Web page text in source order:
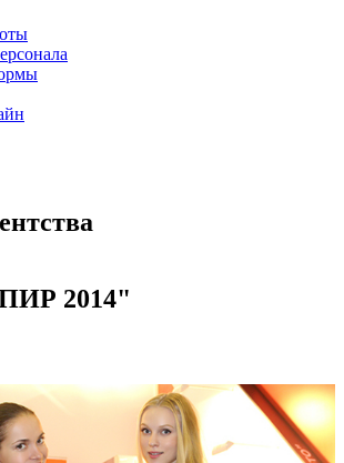
2014"